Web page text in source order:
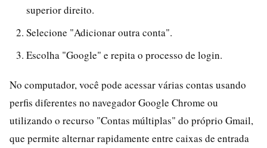
superior direito.
Selecione "Adicionar outra conta".
Escolha "Google" e repita o processo de login.
No computador, você pode acessar várias contas usando
perfis diferentes no navegador Google Chrome ou
utilizando o recurso "Contas múltiplas" do próprio Gmail,
que permite alternar rapidamente entre caixas de entrada